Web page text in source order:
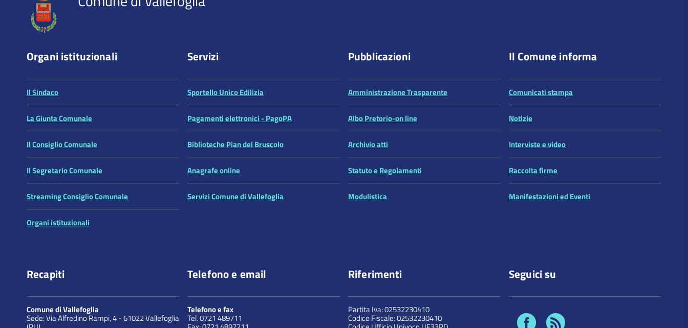
Organi istituzionali
Il Sindaco
La Giunta Comunale
Il Consiglio Comunale
Il Segretario Comunale
Streaming Consiglio Comunale
Organi istituzionali
Servizi
Sportello Unico Edilizia
Pagamenti elettronici - PagoPA
Biblioteche Pian del Bruscolo
Anagrafe online
Servizi Comune di Vallefoglia
Pubblicazioni
Amministrazione Trasparente
Albo Pretorio-on line
Archivio atti
Statuto e Regolamenti
Modulistica
Il Comune informa
Comunicati stampa
Notizie
Interviste e video
Raccolta firme
Manifestazioni ed Eventi
Recapiti
Comune di Vallefoglia
Sede: Via Alfredino Rampi, 4 - 61022 Vallefoglia
Telefono e email
Telefono e fax
Tel. 0721 489711
Riferimenti
Partita Iva: 02532230410
Codice Fiscale: 02532230410
Seguici su
Facebook